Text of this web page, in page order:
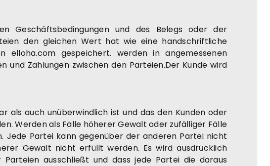
Geschäftsbedingungen und des Belegs oder der
den gleichen Wert hat wie eine handschriftliche
elloha.com gespeichert. werden in angemessenen
und Zahlungen zwischen den Parteien.Der Kunde wird
als auch unüberwindlich ist und das den Kunden oder
Werden als Fälle höherer Gewalt oder zufälliger Fälle
Jede Partei kann gegenüber der anderen Partei nicht
Gewalt nicht erfüllt werden. Es wird ausdrücklich
ausschließt und dass jede Partei die daraus